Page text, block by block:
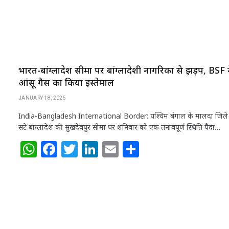
भारत-बांग्लादेश सीमा पर बांग्लादेशी नागरिकों से झड़प, BSF
आंसू गैस का किया इस्तेमाल
JANUARY 18, 2025
India-Bangladesh International Border: पश्चिम बंगाल के मालदा
सटे बांग्लादेश की सुखदेवपुर सीमा पर शनिवार को एक तनावपूर्ण स्थिति पैदा…
W
h
F
a
T
w
Li
n
E
m